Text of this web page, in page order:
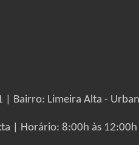
| Bairro: Limeira Alta -
| Horário: 8:00h às